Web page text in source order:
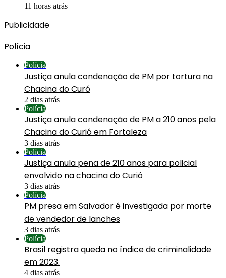
11 horas atrás
Publicidade
Polícia
Polícia
Justiça anula condenação de PM por tortura na
Chacina do Curó
2 dias atrás
Polícia
Justiça anula condenação de PM a 210 anos pela
Chacina do Curió em Fortaleza
3 dias atrás
Polícia
Justiça anula pena de 210 anos para policial
envolvido na chacina do Curió
3 dias atrás
Polícia
PM presa em Salvador é investigada por morte
de vendedor de lanches
3 dias atrás
Polícia
Brasil registra queda no índice de criminalidade
em 2023.
4 dias atrás